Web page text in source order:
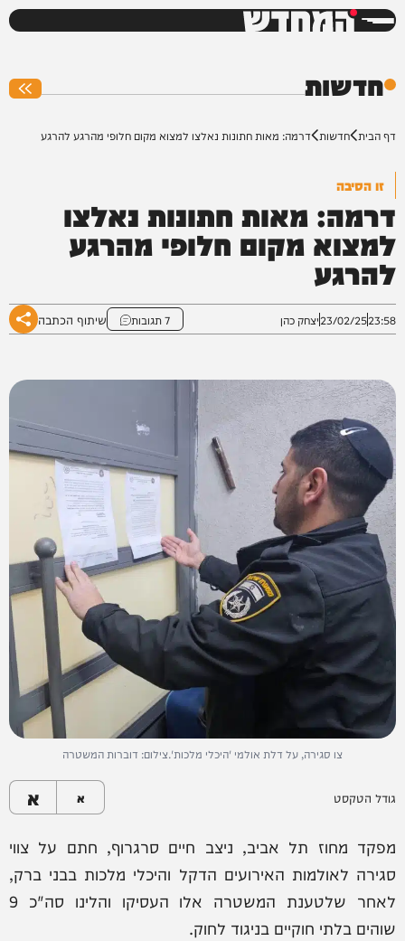
המחדש
חדשות
דף הבית חדשות דרמה: מאות חתונות נאלצו למצוא מקום חלופי מהרגע להרגע
זו הסיבה
דרמה: מאות חתונות נאלצו
למצוא מקום חלופי מהרגע
להרגע
23:58
23/02/25יצחק כהן 7 תגובות שיתוף הכתבה
צו סגירה, על דלת אולמי 'היכלי מלכות'.צילום: דוברות המשטרה
גודל הטקסט א א
מפקד מחוז תל אביב, ניצב חיים סרגרוף, חתם על צווי
סגירה לאולמות האירועים הדקל והיכלי מלכות בבני ברק,
לאחר שלטענת המשטרה אלו העסיקו והלינו סה"כ 9
שוהים בלתי חוקיים בניגוד לחוק.